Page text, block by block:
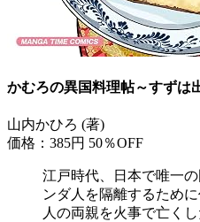
かむろの異国料理帖～すず
山内かひろ (著)
価格：385円 50％OFF
江戸時代、日本で唯一
ンダ人を隔離するため
人の両親を火事で亡く